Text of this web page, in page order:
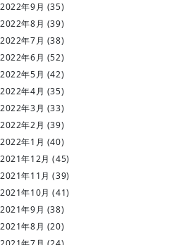
2022年9月 (35)
2022年8月 (39)
2022年7月 (38)
2022年6月 (52)
2022年5月 (42)
2022年4月 (35)
2022年3月 (33)
2022年2月 (39)
2022年1月 (40)
2021年12月 (45)
2021年11月 (39)
2021年10月 (41)
2021年9月 (38)
2021年8月 (20)